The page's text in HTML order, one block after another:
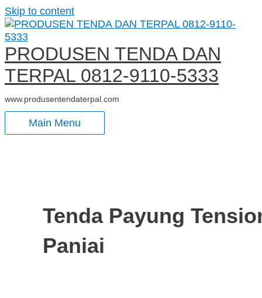
Skip to content
PRODUSEN TENDA DAN
TERPAL 0812-9110-5333
www.produsentendaterpal.com
Main Menu
Tenda Payung
Paniai